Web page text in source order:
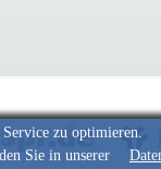
zu optimieren.
Sie in unserer